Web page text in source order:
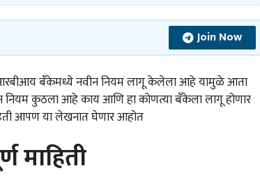
Join Now
बँकेमध्ये नवीन नियम लागू केलेला आहे यामुळे आता
नियम कुठला आहे काय आणि हा कोणत्या बँकेला लागू होणार
आपण या लेखनात घेणार आहोत
माहिती